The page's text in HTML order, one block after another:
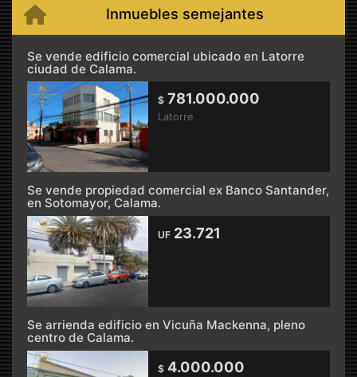
Inmuebles semejantes
Se vende edificio comercial ubicado en Latorre
ciudad de Calama.
$ 781.000.000
Latorre
Se vende propiedad comercial ex Banco Santander,
en Sotomayor, Calama.
UF 23.721
Se arrienda edificio en Vicuña Mackenna, pleno
centro de Calama.
$ 4.000.000